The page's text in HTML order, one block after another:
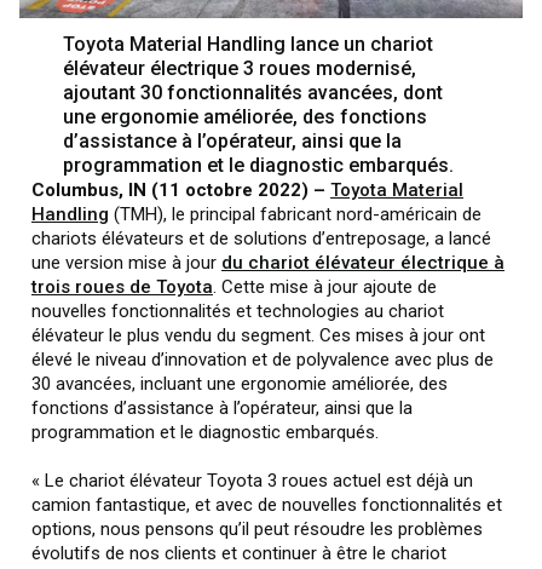
Toyota Material Handling lance un chariot
élévateur électrique 3 roues modernisé,
ajoutant 30 fonctionnalités avancées, dont
une ergonomie améliorée, des fonctions
d’assistance à l’opérateur, ainsi que la
programmation et le diagnostic embarqués.
Columbus, IN (11 octobre 2022) – Toyota Material
Handling (TMH), le principal fabricant nord-américain de
chariots élévateurs et de solutions d’entreposage, a lancé
une version mise à jour du chariot élévateur électrique à
trois roues de Toyota. Cette mise à jour ajoute de
nouvelles fonctionnalités et technologies au chariot
élévateur le plus vendu du segment. Ces mises à jour ont
élevé le niveau d’innovation et de polyvalence avec plus de
30 avancées, incluant une ergonomie améliorée, des
fonctions d’assistance à l’opérateur, ainsi que la
programmation et le diagnostic embarqués.
« Le chariot élévateur Toyota 3 roues actuel est déjà un
camion fantastique, et avec de nouvelles fonctionnalités et
options, nous pensons qu’il peut résoudre les problèmes
évolutifs de nos clients et continuer à être le chariot